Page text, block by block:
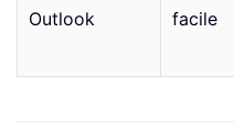
Outlook
facile